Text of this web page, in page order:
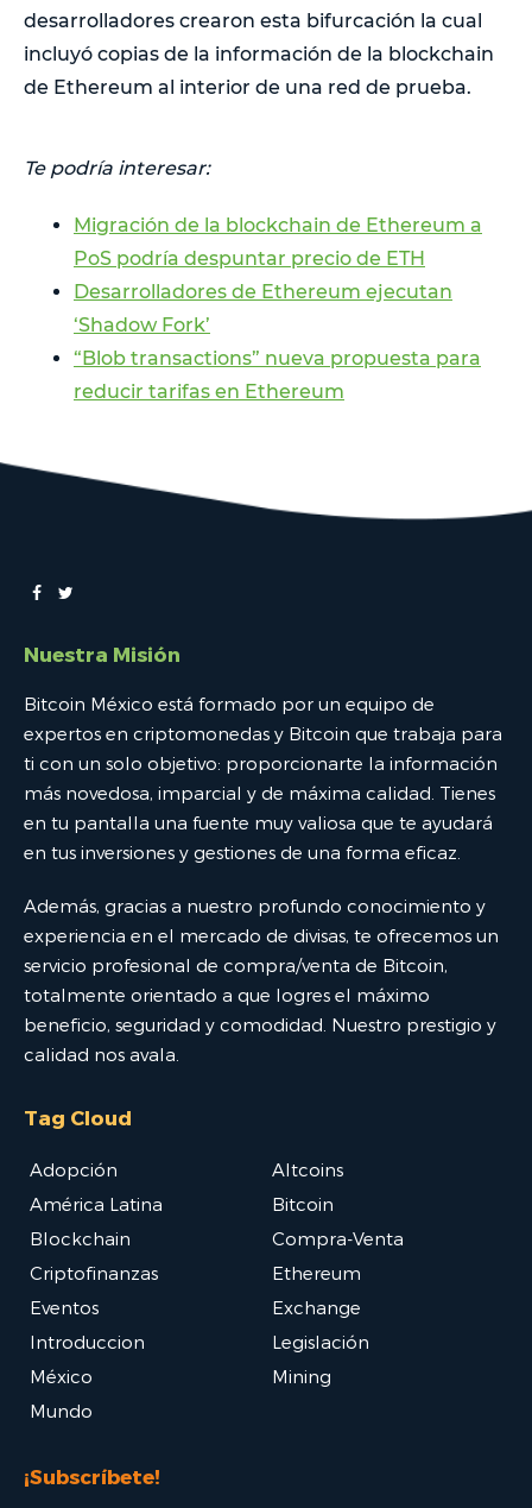
desarrolladores crearon esta bifurcación la cual
incluyó copias de la información de la blockchain
de Ethereum al interior de una red de prueba.
Te podría interesar:
Migración de la blockchain de Ethereum a
PoS podría despuntar precio de ETH
Desarrolladores de Ethereum ejecutan
‘Shadow Fork’
“Blob transactions” nueva propuesta para
reducir tarifas en Ethereum
Nuestra Misión
Bitcoin México está formado por un equipo de
expertos en criptomonedas y Bitcoin que trabaja para
ti con un solo objetivo: proporcionarte la información
más novedosa, imparcial y de máxima calidad. Tienes
en tu pantalla una fuente muy valiosa que te ayudará
en tus inversiones y gestiones de una forma eficaz.
Además, gracias a nuestro profundo conocimiento y
experiencia en el mercado de divisas, te ofrecemos un
servicio profesional de compra/venta de Bitcoin,
totalmente orientado a que logres el máximo
beneficio, seguridad y comodidad. Nuestro prestigio y
calidad nos avala.
Tag Cloud
Adopción
Altcoins
América Latina
Bitcoin
Blockchain
Compra-Venta
Criptofinanzas
Ethereum
Eventos
Exchange
Introduccion
Legislación
México
Mining
Mundo
¡Subscríbete!